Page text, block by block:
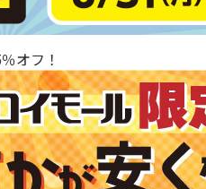
オフ！